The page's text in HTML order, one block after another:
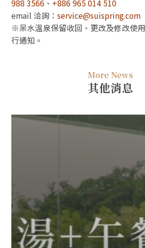
988 3566、 +886 965 014 510
email 洽詢： service@suispring.com
※呆水溫泉保留收回、更改及修改使
行通知。
More News
其他消息